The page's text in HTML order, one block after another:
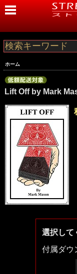
ホーム
Lift Off by Mark
選択して
付属ダウ